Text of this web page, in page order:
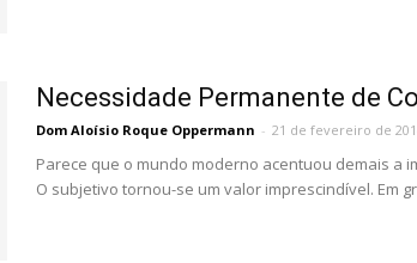
Necessidade Permanente de
Dom Aloísio Roque Oppermann - 21 de fevereiro de
Parece que o mundo moderno acentuou demais a
O subjetivo tornou-se um valor imprescindível. Em